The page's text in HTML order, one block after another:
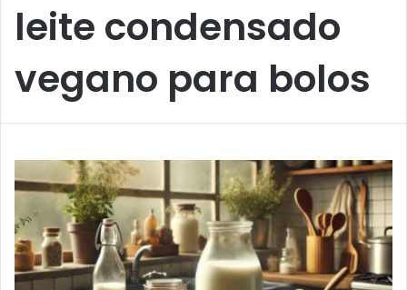
leite condensado
vegano para bolos